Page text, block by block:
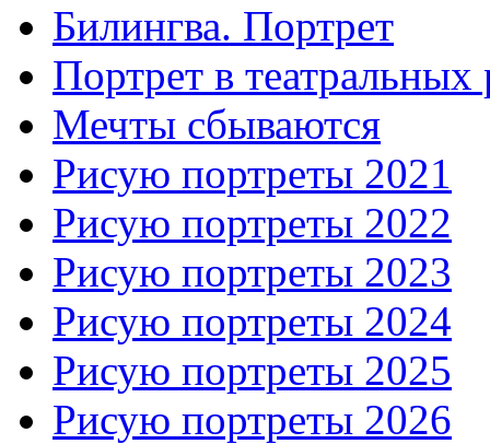
Билингва. Портрет
Портрет в театральных
Мечты сбываются
Рисую портреты 2021
Рисую портреты 2022
Рисую портреты 2023
Рисую портреты 2024
Рисую портреты 2025
Рисую портреты 2026